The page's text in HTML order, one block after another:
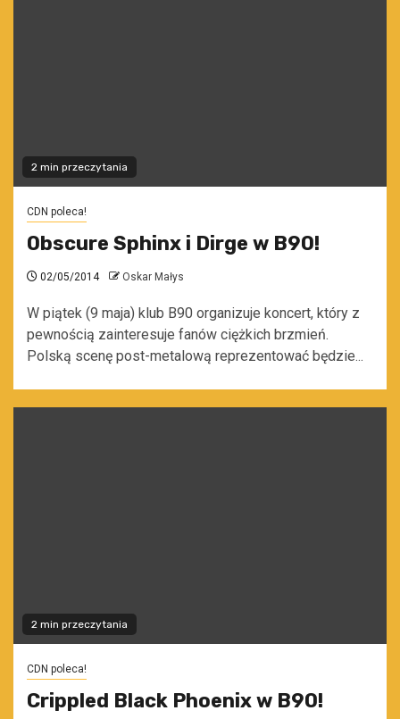
2 min przeczytania
CDN poleca!
Obscure Sphinx i Dirge w B90!
02/05/2014 Oskar Małys
W piątek (9 maja) klub B90 organizuje koncert, który z
pewnością zainteresuje fanów ciężkich brzmień.
Polską scenę post-metalową reprezentować będzie...
2 min przeczytania
CDN poleca!
Crippled Black Phoenix w B90!